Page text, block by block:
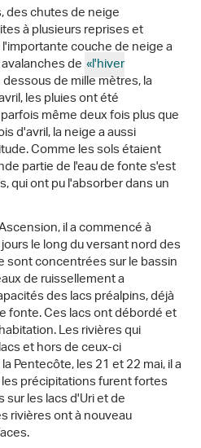
des chutes de neige
à plusieurs reprises et
couche de neige a
de«l'hiver
dessous de mille mètres, la
les pluies ont été
même deux fois plus que
d'avril, la neige a aussi
Comme les sols étaient
partie de l'eau de fonte s'est
qui ont pu l'absorber dans un
il a commencé à
le long du versant nord des
sont concentrées sur le bassin
de ruissellement a
des lacs préalpins, déjà
fonte. Ces lacs ont débordé et
Les rivières qui
et hors de ceux-ci
Pentecôte, les 21 et 22 mai, il a
précipitations furent fortes
les lacs d'Uri et de
rivières ont à nouveau